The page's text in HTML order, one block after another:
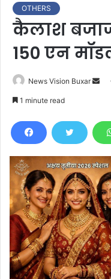
OTHERS
कैलाश
150 एन
News Vision Buxar
d
e
m
a
i
l
1 minute read